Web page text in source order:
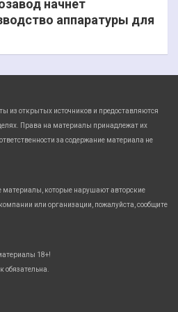
начнет
аппаратуры для
из открытых источников и предоставляются
Права на материалы принадлежат их
за содержание материала не
которые нарушают авторские
или организации, пожалуйста, сообщите
18+!
обязательна.